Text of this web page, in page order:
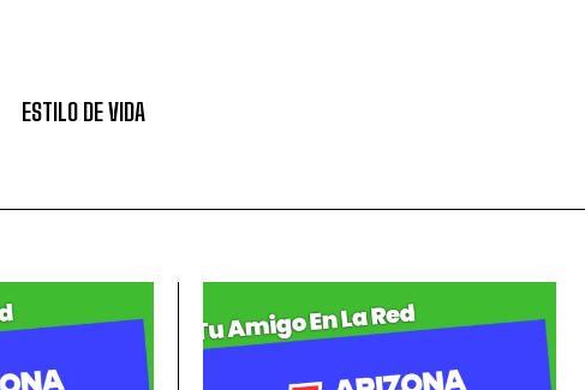
ESTILO DE VIDA